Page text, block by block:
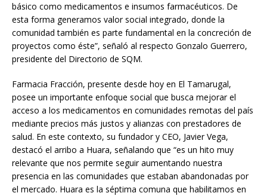
básico como medicamentos e insumos farmacéuticos. De
esta forma generamos valor social integrado, donde la
comunidad también es parte fundamental en la concreción de
proyectos como éste”, señaló al respecto Gonzalo Guerrero,
presidente del Directorio de SQM.
Farmacia Fracción, presente desde hoy en El Tamarugal,
posee un importante enfoque social que busca mejorar el
acceso a los medicamentos en comunidades remotas del país
mediante precios más justos y alianzas con prestadores de
salud. En este contexto, su fundador y CEO, Javier Vega,
destacó el arribo a Huara, señalando que “es un hito muy
relevante que nos permite seguir aumentando nuestra
presencia en las comunidades que estaban abandonadas por
el mercado. Huara es la séptima comuna que habilitamos en